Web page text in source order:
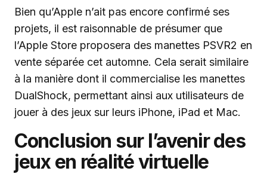
Bien qu’Apple n’ait pas encore confirmé ses
projets, il est raisonnable de présumer que
l’Apple Store proposera des manettes PSVR2 en
vente séparée cet automne. Cela serait similaire
à la manière dont il commercialise les manettes
DualShock, permettant ainsi aux utilisateurs de
jouer à des jeux sur leurs iPhone, iPad et Mac.
Conclusion sur l’avenir des
jeux en réalité virtuelle